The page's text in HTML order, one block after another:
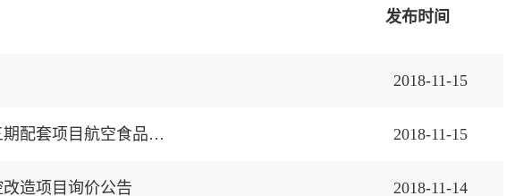
发布时间
2018-11-15
杭州萧山国际机场汉莎航空食品有限公司杭州萧山国际机场三期配套项目航空食品厂迁扩建项目订购设备供货商及服务项目招标公告 2018-11-15
造项目询价公告 2018-11-14